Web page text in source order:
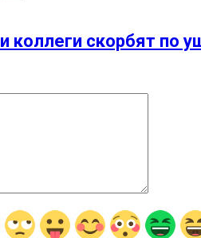
и коллеги скорбят